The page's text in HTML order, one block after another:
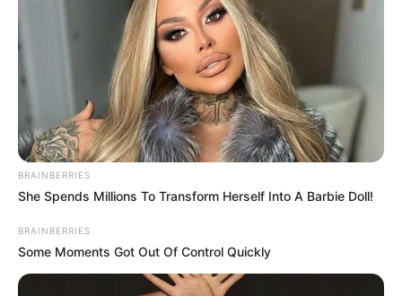
Posted
in
Friss hírek
Az özvegy és kilenc rabszolgája
– a botrány, amely elpusztított
egy dinasztiát / Reunion-Sziget
1843
February 5, 2026
BRAINBERRIES
She Spends Millions To Transform Herself Into A Barbie Doll!
BRAINBERRIES
Some Moments Got Out Of Control Quickly